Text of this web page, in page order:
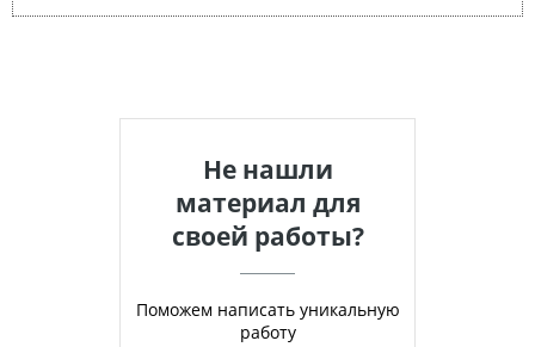
Не нашли
материал для
своей работы?
Поможем написать уникальную
работу